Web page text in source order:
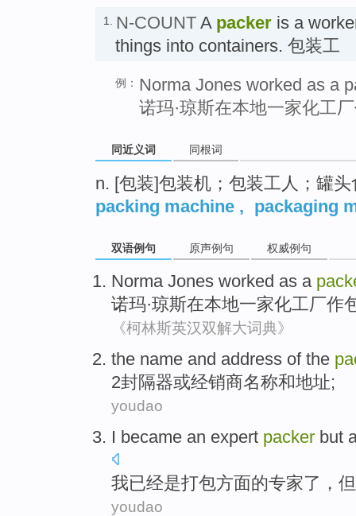
1. N-COUNT A packer is a
things into containers. 包装工
例： Norma Jones worked as a
诺玛·琼斯在本地一家化工
同近义词 同根词
n. [包装]包装机；包装工人；罐
packing machine , packaging
双语例句 原声例句 权威例句
Norma Jones worked as a
诺玛·琼斯在本地一家化工厂作
《柯林斯英汉双解大词典》
the name and address of the
2封隔器或经销商名称和地址;
youdao
I became an expert packer but
我已经是打包方面的专家了， 但
youdao